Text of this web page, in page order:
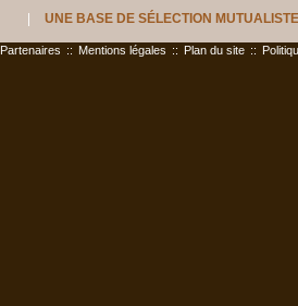
UNE BASE DE SÉLECTION MUTUALISTE
Partenaires :: Mentions légales :: Plan du site ::